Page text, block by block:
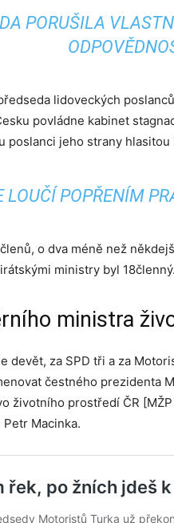
PORUŠILA
lidoveckých
povládne kabinet
poslanci jeho strany
LOUČÍ POPŘENÍM
o dva méně než
ministry byl 18členný.
ministra
devět, za SPD tři a za
čestného prezidenta
životního prostředí ČR
Macinka.